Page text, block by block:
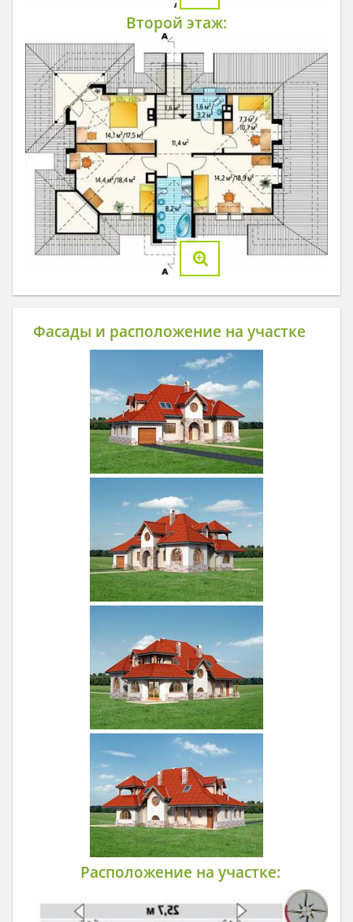
Второй этаж:
Фасады и расположение на участке
Расположение на участке: